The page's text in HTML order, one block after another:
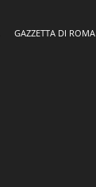
GAZZETTA DI ROMA